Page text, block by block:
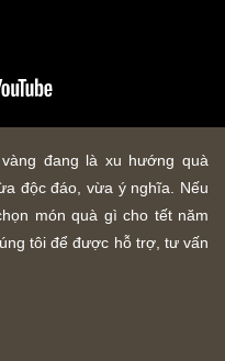
đang là xu hướng quà
độc đáo, vừa ý nghĩa. Nếu
món quà gì cho tết năm
tôi để được hỗ trợ, tư vấn